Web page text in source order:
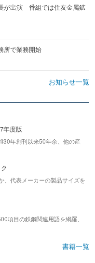
が出演 番組では住友金属鉱
所で業務開始
お知らせ一覧
年度版
30年創刊以来50年余、他の産
、代表メーカーの製品サイズを
項目の鉄鋼関連用語を網羅、
書籍一覧